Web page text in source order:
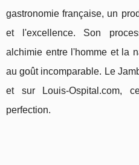
gastronomie française, un
et l'excellence. Son
alchimie entre l'homme et la
au goût incomparable. Le
et sur Louis-Ospital.com,
perfection.